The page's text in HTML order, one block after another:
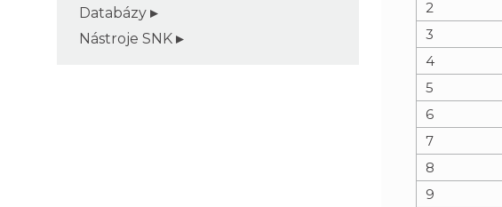
Databázy
Nástroje SNK
2
3
4
5
6
7
8
9